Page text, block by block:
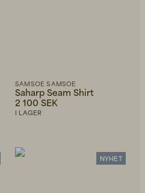
SAMSOE SAMSOE
Saharp Seam Shirt
2 100 SEK
I LAGER
NYHET